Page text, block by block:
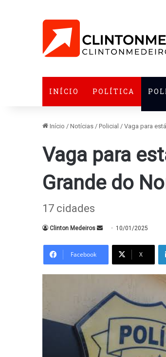
INÍCIO POLÍTICA
Início / Notícias / Policial / Vaga para
Vaga para
Grande do
17 cidades
Clinton Medeiros
Mande
mail
10/01/2025
Facebook X